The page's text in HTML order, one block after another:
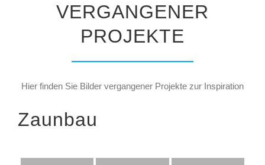
VERGANGENER
PROJEKTE
Hier finden Sie Bilder vergangener Projekte zur Inspiration
Zaunbau